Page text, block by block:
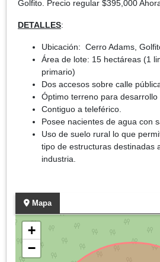
Golfito. Precio regular $395,000
DETALLES:
Ubicación: Cerro Adams,
Área de lote: 15 hectáreas (1
primario)
Dos accesos sobre calle
Óptimo terreno para desarrollo
Contiguo a teleférico.
Posee nacientes de agua con
Uso de suelo rural lo que
tipo de estructuras destinadas
industria.
Mapa
+
−